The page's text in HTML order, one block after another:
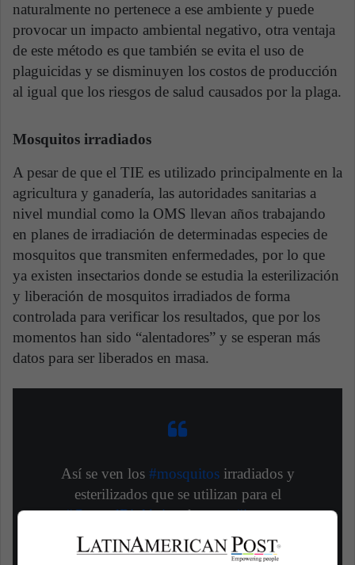
naturalmente no pertenece a ese ambiente y puede
provocar un impacto ambiental negativo, otra ventaja
de este método es que también se evita el uso de
plaguicidas y se disminuyen los costos de producción
al igual que los riesgos de salud causados por la plaga.
Mosquitos irradiados
A pesar de que el TIE es utilizado principalmente en la
agricultura y ganadería, las autoridades sanitarias a
nivel mundial como la OMS llevan años trabajando
en planes de irradiación de determinadas especies de
mosquitos que transmiten enfermedades, por lo que
ya existen insectarios donde se estudia la esterilización
y liberación de mosquitos irradiados de forma
controlada para verificar los resultados, que por los
momentos han sido “alentadores” y se esperan más
datos para ser liberados en masa.
Así se ven los #mosquitosirradiados y
esterilizados que se utilizan para el
#ControlBiológicode estos#insectos
#TIE #ControlDePlagas #Aedes
pic.twitter.com/l7OxfFHPni